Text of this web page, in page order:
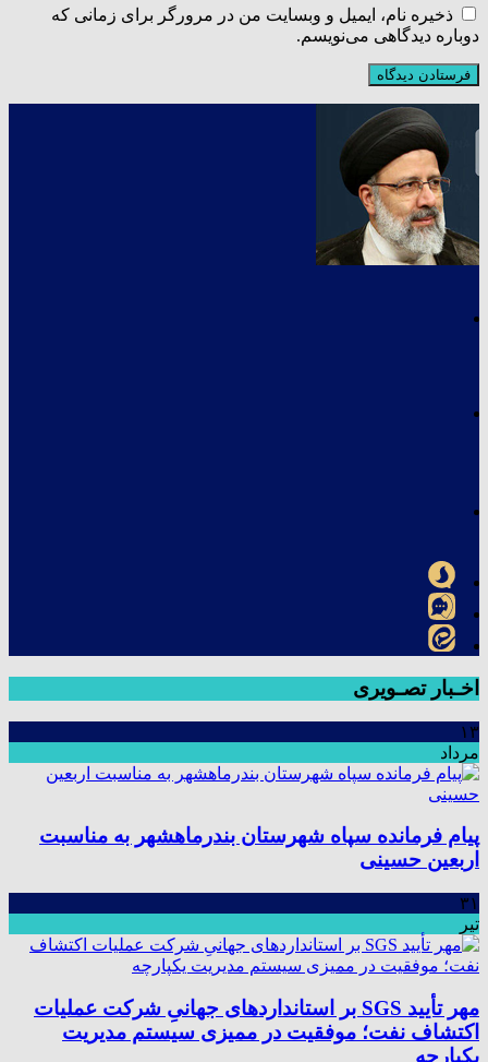
ذخیره نام، ایمیل و وبسایت من در مرورگر برای زمانی که
دوباره دیدگاهی می‌نویسم.
اخـبار تصـویری
۱۳
مرداد
پیام فرمانده سپاه شهرستان بندرماهشهر به مناسبت
اربعین حسینی
۳۱
تیر
مهر تأیید SGS بر استانداردهای جهانیِ شرکت عملیات
اکتشاف نفت؛ موفقیت در ممیزی سیستم مدیریت
یکپارچه